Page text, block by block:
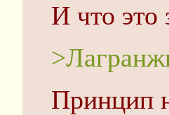
И что это
Принцип